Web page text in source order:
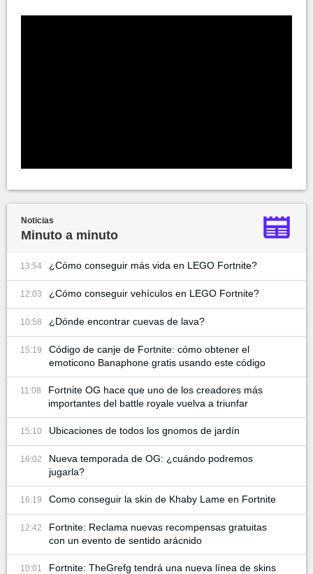
Noticias
Minuto a minuto
13:54 ¿Cómo conseguir más vida en LEGO Fortnite?
12:03 ¿Cómo conseguir vehículos en LEGO Fortnite?
10:58 ¿Dónde encontrar cuevas de lava?
15:19
Código de canje de Fortnite: cómo obtener el
emoticono Banaphone gratis usando este código
11:08
Fortnite OG hace que uno de los creadores más
importantes del battle royale vuelva a triunfar
15:10 Ubicaciones de todos los gnomos de jardín
16:02
Nueva temporada de OG: ¿cuándo podremos
jugarla?
16:19 Como conseguir la skin de Khaby Lame en Fortnite
12:42
Fortnite: Reclama nuevas recompensas gratuitas
con un evento de sentido arácnido
10:01
Fortnite: TheGrefg tendrá una nueva línea de skins